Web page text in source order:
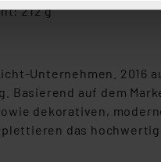
Ihre erteilte
nicht
daher ggf. auch die
212 g
Unternehmen. 2016
Basierend auf dem
dekorativen,
das